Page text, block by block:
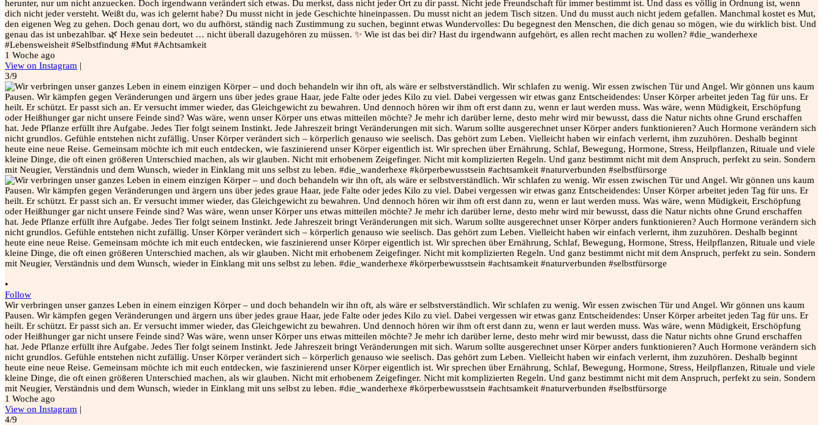
herunter, nur um nicht anzuecken. Doch irgendwann verändert sich etwas. Du merkst, dass nicht jeder Ort zu dir passt. Nicht jede Freundschaft für immer bestimmt ist. Und dass es völlig in Ordnung ist, wenn
dich nicht jeder versteht. Weißt du, was ich gelernt habe? Du musst nicht in jede Geschichte hineinpassen. Du musst nicht an jedem Tisch sitzen. Und du musst auch nicht jedem gefallen. Manchmal kostet es Mut,
den eigenen Weg zu gehen. Doch genau dort, wo du aufhörst, ständig nach Zustimmung zu suchen, beginnt etwas Wundervolles: Du begegnest den Menschen, die dich genau so mögen, wie du wirklich bist. Und
genau das ist unbezahlbar. 🌿 Hexe sein bedeutet … nicht überall dazugehören zu müssen. ✨ Wie ist das bei dir? Hast du irgendwann aufgehört, es allen recht machen zu wollen? #die_wanderhexe
#Lebensweisheit #Selbstfindung #Mut #Achtsamkeit
1 Woche ago
View on Instagram |
3/9
•
Follow
Wir verbringen unser ganzes Leben in einem einzigen Körper – und doch behandeln wir ihn oft, als wäre er selbstverständlich. Wir schlafen zu wenig. Wir essen zwischen Tür und Angel. Wir gönnen uns kaum
Pausen. Wir kämpfen gegen Veränderungen und ärgern uns über jedes graue Haar, jede Falte oder jedes Kilo zu viel. Dabei vergessen wir etwas ganz Entscheidendes: Unser Körper arbeitet jeden Tag für uns. Er
heilt. Er schützt. Er passt sich an. Er versucht immer wieder, das Gleichgewicht zu bewahren. Und dennoch hören wir ihm oft erst dann zu, wenn er laut werden muss. Was wäre, wenn Müdigkeit, Erschöpfung
oder Heißhunger gar nicht unsere Feinde sind? Was wäre, wenn unser Körper uns etwas mitteilen möchte? Je mehr ich darüber lerne, desto mehr wird mir bewusst, dass die Natur nichts ohne Grund erschaffen
hat. Jede Pflanze erfüllt ihre Aufgabe. Jedes Tier folgt seinem Instinkt. Jede Jahreszeit bringt Veränderungen mit sich. Warum sollte ausgerechnet unser Körper anders funktionieren? Auch Hormone verändern sich
nicht grundlos. Gefühle entstehen nicht zufällig. Unser Körper verändert sich – körperlich genauso wie seelisch. Das gehört zum Leben. Vielleicht haben wir einfach verlernt, ihm zuzuhören. Deshalb beginnt
heute eine neue Reise. Gemeinsam möchte ich mit euch entdecken, wie faszinierend unser Körper eigentlich ist. Wir sprechen über Ernährung, Schlaf, Bewegung, Hormone, Stress, Heilpflanzen, Rituale und viele
kleine Dinge, die oft einen größeren Unterschied machen, als wir glauben. Nicht mit erhobenem Zeigefinger. Nicht mit komplizierten Regeln. Und ganz bestimmt nicht mit dem Anspruch, perfekt zu sein. Sondern
mit Neugier, Verständnis und dem Wunsch, wieder in Einklang mit uns selbst zu leben. #die_wanderhexe #körperbewusstsein #achtsamkeit #naturverbunden #selbstfürsorge
1 Woche ago
View on Instagram |
4/9